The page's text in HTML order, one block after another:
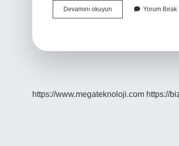
Devamını okuyun
Hangi
Yorum Bırak
https://www.megateknoloji.com https://